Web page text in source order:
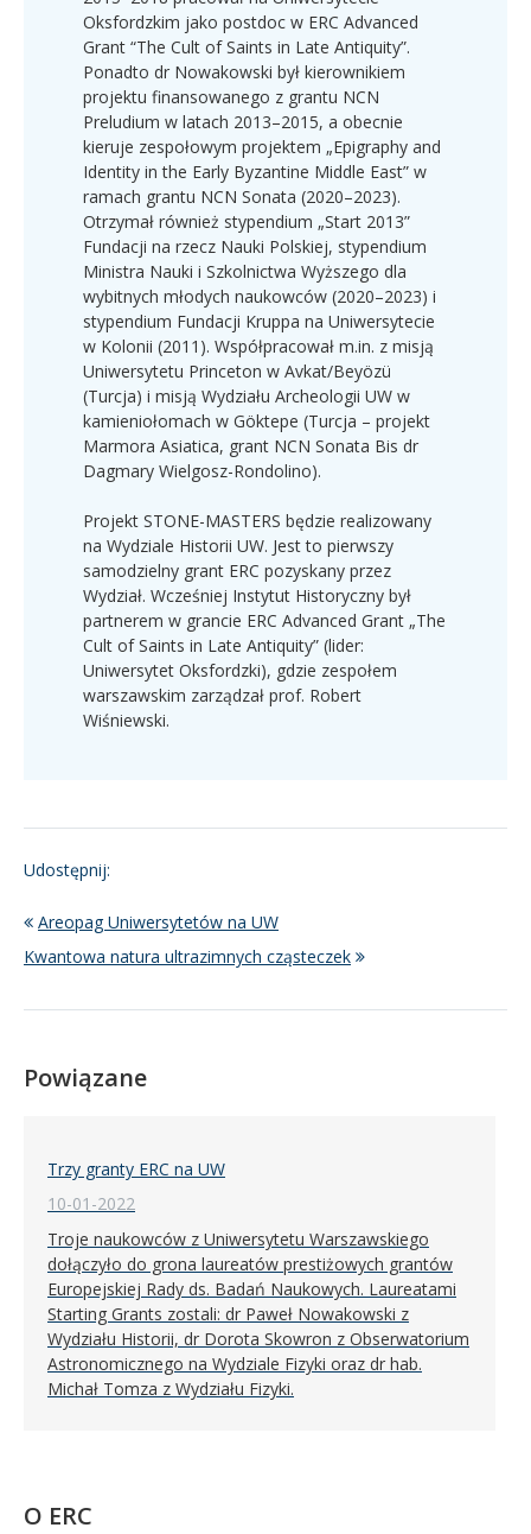
Oksfordzkim jako postdoc w ERC Advanced
Grant “The Cult of Saints in Late Antiquity”.
Ponadto dr Nowakowski był kierownikiem
projektu finansowanego z grantu NCN
Preludium w latach 2013–2015, a obecnie
kieruje zespołowym projektem „Epigraphy and
Identity in the Early Byzantine Middle East” w
ramach grantu NCN Sonata (2020–2023).
Otrzymał również stypendium „Start 2013”
Fundacji na rzecz Nauki Polskiej, stypendium
Ministra Nauki i Szkolnictwa Wyższego dla
wybitnych młodych naukowców (2020–2023) i
stypendium Fundacji Kruppa na Uniwersytecie
w Kolonii (2011). Współpracował m.in. z misją
Uniwersytetu Princeton w Avkat/Beyözü
(Turcja) i misją Wydziału Archeologii UW w
kamieniołomach w Göktepe (Turcja – projekt
Marmora Asiatica, grant NCN Sonata Bis dr
Dagmary Wielgosz-Rondolino).
Projekt STONE-MASTERS będzie realizowany
na Wydziale Historii UW. Jest to pierwszy
samodzielny grant ERC pozyskany przez
Wydział. Wcześniej Instytut Historyczny był
partnerem w grancie ERC Advanced Grant „The
Cult of Saints in Late Antiquity” (lider:
Uniwersytet Oksfordzki), gdzie zespołem
warszawskim zarządzał prof. Robert
Wiśniewski.
Udostępnij:
Areopag Uniwersytetów na UW
Kwantowa natura ultrazimnych cząsteczek
Powiązane
Trzy granty ERC na UW
10-01-2022
Troje naukowców z Uniwersytetu Warszawskiego
dołączyło do grona laureatów prestiżowych grantów
Europejskiej Rady ds. Badań Naukowych. Laureatami
Starting Grants zostali: dr Paweł Nowakowski z
Wydziału Historii, dr Dorota Skowron z Obserwatorium
Astronomicznego na Wydziale Fizyki oraz dr hab.
Michał Tomza z Wydziału Fizyki.
O ERC